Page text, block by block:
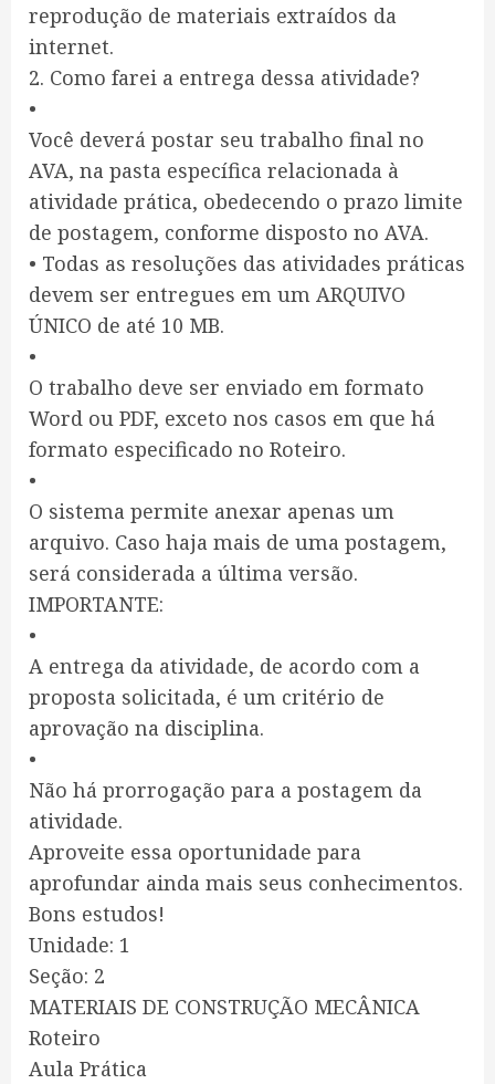
reprodução de materiais extraídos da
internet.
2. Como farei a entrega dessa atividade?
•
Você deverá postar seu trabalho final no
AVA, na pasta específica relacionada à
atividade prática, obedecendo o prazo limite
de postagem, conforme disposto no AVA.
• Todas as resoluções das atividades práticas
devem ser entregues em um ARQUIVO
ÚNICO de até 10 MB.
•
O trabalho deve ser enviado em formato
Word ou PDF, exceto nos casos em que há
formato especificado no Roteiro.
•
O sistema permite anexar apenas um
arquivo. Caso haja mais de uma postagem,
será considerada a última versão.
IMPORTANTE:
•
A entrega da atividade, de acordo com a
proposta solicitada, é um critério de
aprovação na disciplina.
•
Não há prorrogação para a postagem da
atividade.
Aproveite essa oportunidade para
aprofundar ainda mais seus conhecimentos.
Bons estudos!
Unidade: 1
Seção: 2
MATERIAIS DE CONSTRUÇÃO MECÂNICA
Roteiro
Aula Prática